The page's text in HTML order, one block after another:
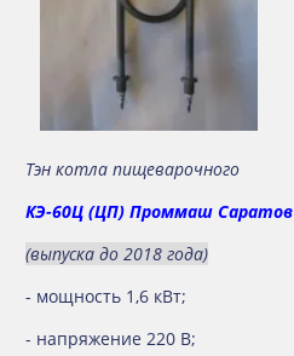
Тэн котла пищеварочного
КЭ-60Ц (ЦП) Проммаш Саратов
(выпуска до 2018 года)
- мощность 1,6 кВт;
- напряжение 220 В;